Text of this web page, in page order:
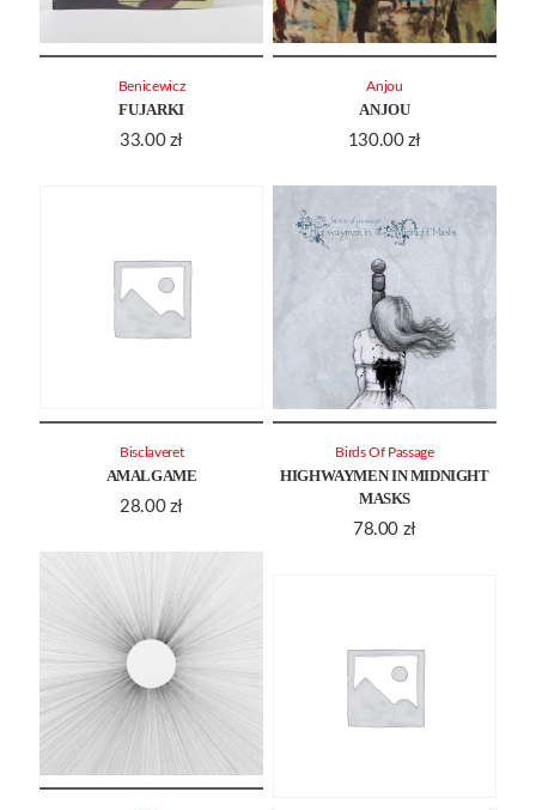
FUJARKI
33.00 zł
Benicewicz
ANJOU
130.00 zł
Anjou
AMALGAME
28.00 zł
Bisclaveret
HIGHWAYMEN IN MIDNIGHT
MASKS
78.00 zł
Birds Of Passage